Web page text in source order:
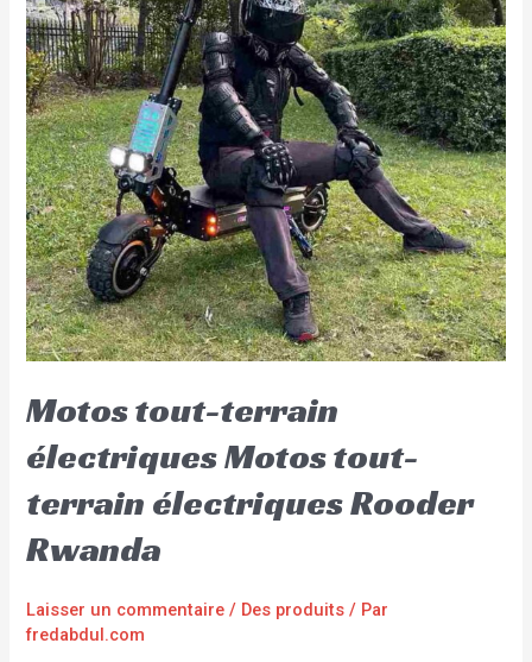
Motos tout-terrain
électriques Motos tout-
terrain électriques Rooder
Rwanda
Laisser un commentaire / Des produits / Par
fredabdul.com